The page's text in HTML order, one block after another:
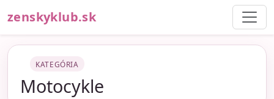
zenskyklub.sk
KATEGÓRIA
Motocykle